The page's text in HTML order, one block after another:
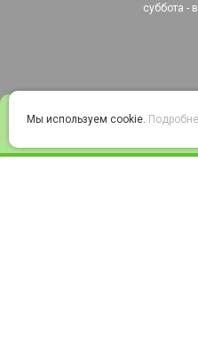
Войти
суббота -
Мы используем cookie.